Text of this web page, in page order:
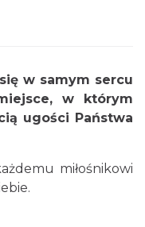
w samym sercu
w którym
ugości Państwa
miłośnikowi